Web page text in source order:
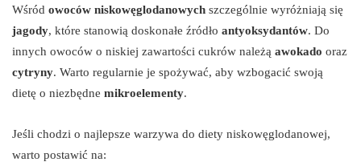
Wśród owoców niskowęglodanowych szczególnie wyróżniają się
jagody, które stanowią doskonałe źródło antyoksydantów. Do
innych owoców o niskiej zawartości cukrów należą awokado oraz
cytryny. Warto regularnie je spożywać, aby wzbogacić swoją
dietę o niezbędne mikroelementy.
Jeśli chodzi o najlepsze warzywa do diety niskowęglodanowej,
warto postawić na: